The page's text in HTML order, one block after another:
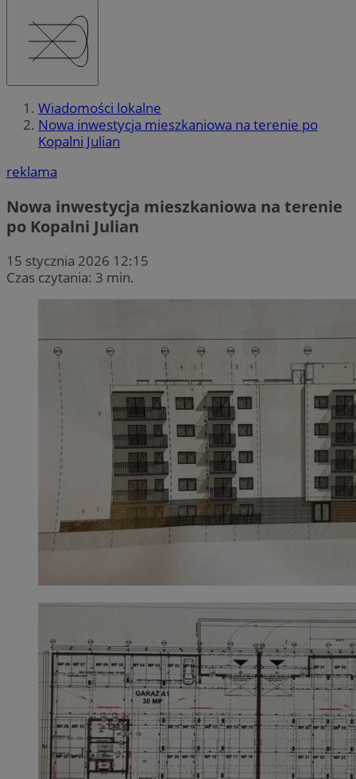
Wiadomości lokalne
Nowa inwestycja mieszkaniowa na terenie po
Kopalni Julian
reklama
Nowa inwestycja mieszkaniowa na terenie
po Kopalni Julian
15 stycznia 2026 12:15
Czas czytania: 3 min.